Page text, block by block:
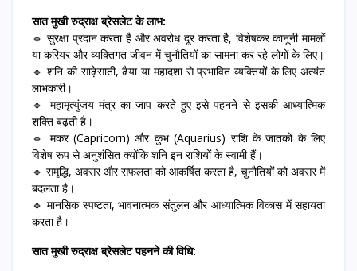
सात मुखी रुद्राक्ष ब्रेसलेट के लाभ:
🔹 सुरक्षा प्रदान करता है और अवरोध दूर करता है, विशेषकर कानूनी मामलों
या करियर और व्यक्तिगत जीवन में चुनौतियों का सामना कर रहे लोगों के लिए।
🔹 शनि की साढ़ेसाती, ढैया या महादशा से प्रभावित व्यक्तियों के लिए अत्यंत
लाभकारी।
🔹 महामृत्युंजय मंत्र का जाप करते हुए इसे पहनने से इसकी आध्यात्मिक
शक्ति बढ़ती है।
🔹 मकर (Capricorn) और कुंभ (Aquarius) राशि के जातकों के लिए
विशेष रूप से अनुशंसित क्योंकि शनि इन राशियों के स्वामी हैं।
🔹 समृद्धि, अवसर और सफलता को आकर्षित करता है, चुनौतियों को अवसर में
बदलता है।
🔹 मानसिक स्पष्टता, भावनात्मक संतुलन और आध्यात्मिक विकास में सहायता
करता है।
सात मुखी रुद्राक्ष ब्रेसलेट पहनने की विधि: